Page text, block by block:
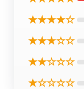
★★★★☆
★★★☆☆
★★☆☆☆
★☆☆☆☆